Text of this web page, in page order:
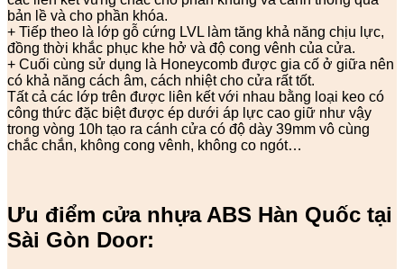
bản lề và cho phần khóa.
+ Tiếp theo là lớp gỗ cứng LVL làm tăng khả năng chịu lực,
đồng thời khắc phục khe hở và độ cong vênh của cửa.
+ Cuối cùng sử dụng là Honeycomb được gia cố ở giữa nên
có khả năng cách âm, cách nhiệt cho cửa rất tốt.
Tất cả các lớp trên được liên kết với nhau bằng loại keo có
công thức đặc biệt được ép dưới áp lực cao giữ như vậy
trong vòng 10h tạo ra cánh cửa có độ dày 39mm vô cùng
chắc chắn, không cong vênh, không co ngót…
Ưu điểm cửa nhựa ABS Hàn Quốc tại
Sài Gòn Door: